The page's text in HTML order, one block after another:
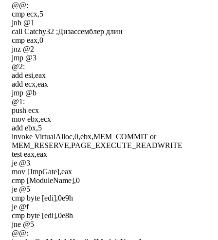
@@:
cmp ecx,5
jnb @1
call Catchy32 ;Дизассемблер длин
cmp eax,0
jnz @2
jmp @3
@2:
add esi,eax
add ecx,eax
jmp @b
@1:
push ecx
mov ebx,ecx
add ebx,5
invoke VirtualAlloc,0,ebx,MEM_COMMIT or
MEM_RESERVE,PAGE_EXECUTE_READWRITE
test eax,eax
je @3
mov [JmpGate],eax
cmp [ModuleName],0
je @5
cmp byte [edi],0e9h
je @f
cmp byte [edi],0e8h
jne @5
@@: